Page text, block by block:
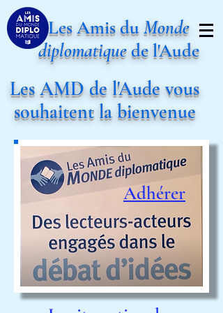
Les Amis duMonde
diplomatiquede l'Aude
Les AMD de l'Aude vous
souhaitent la bienvenue
Adhérer